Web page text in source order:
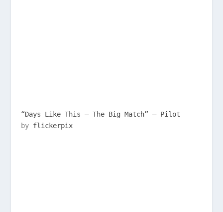
“Days Like This – The Big Match” – Pilot
by flickerpix